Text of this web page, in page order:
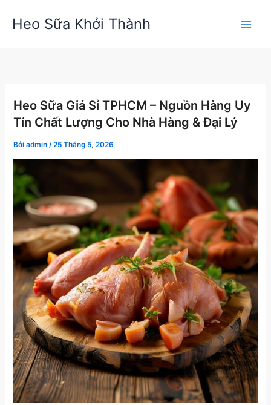
dung
Heo Sữa Khởi Thành
Heo Sữa Giá Sỉ TPHCM – Nguồn Hàng Uy
Tín Chất Lượng Cho Nhà Hàng & Đại Lý
Bởiadmin/25 Tháng 5, 2026